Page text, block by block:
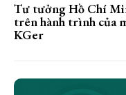
Tư tưởng Hồ Chí
trên hành trình của
KGer